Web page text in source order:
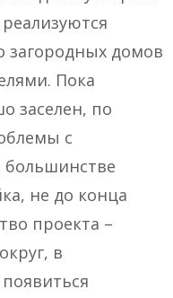
загородных домов
Пока
заселен, по
с
большинстве
не до конца
проекта –
в